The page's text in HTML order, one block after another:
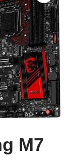
M7